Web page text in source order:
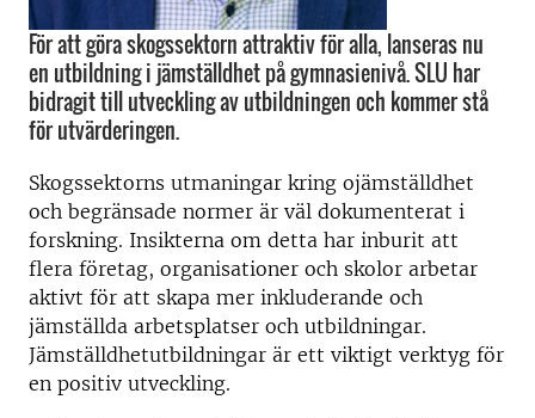
För att göra skogssektorn attraktiv för alla, lanseras nu
en utbildning i jämställdhet på gymnasienivå. SLU har
bidragit till utveckling av utbildningen och kommer stå
för utvärderingen.
Skogssektorns utmaningar kring ojämställdhet
och begränsade normer är väl dokumenterat i
forskning. Insikterna om detta har inburit att
flera företag, organisationer och skolor arbetar
aktivt för att skapa mer inkluderande och
jämställda arbetsplatser och utbildningar.
Jämställdhetutbildningar är ett viktigt verktyg för
en positiv utveckling.